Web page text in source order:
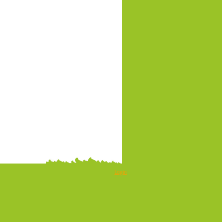
Login